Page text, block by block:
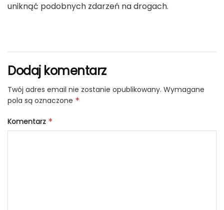
uniknąć podobnych zdarzeń na drogach.
Dodaj komentarz
Twój adres email nie zostanie opublikowany. Wymagane
pola są oznaczone *
Komentarz *